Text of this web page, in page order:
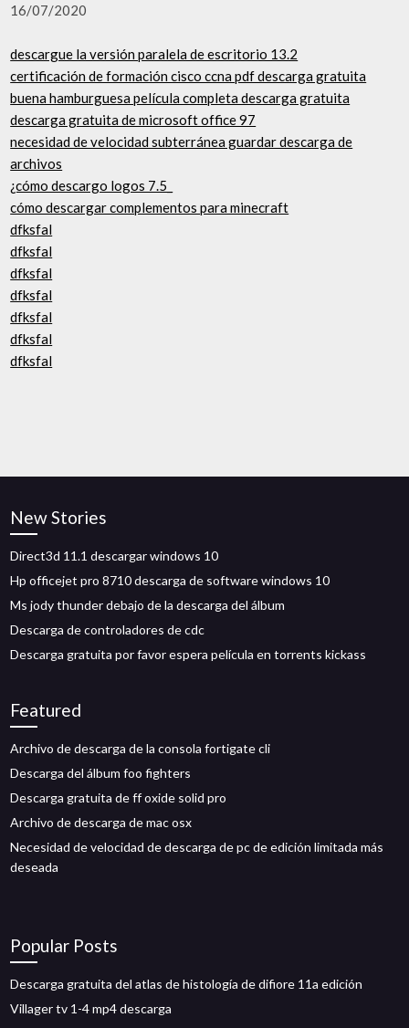
16/07/2020
descargue la versión paralela de escritorio 13.2
certificación de formación cisco ccna pdf descarga gratuita
buena hamburguesa película completa descarga gratuita
descarga gratuita de microsoft office 97
necesidad de velocidad subterránea guardar descarga de
archivos
¿cómo descargo logos 7.5_
cómo descargar complementos para minecraft
dfksfal
dfksfal
dfksfal
dfksfal
dfksfal
dfksfal
dfksfal
New Stories
Direct3d 11.1 descargar windows 10
Hp officejet pro 8710 descarga de software windows 10
Ms jody thunder debajo de la descarga del álbum
Descarga de controladores de cdc
Descarga gratuita por favor espera película en torrents kickass
Featured
Archivo de descarga de la consola fortigate cli
Descarga del álbum foo fighters
Descarga gratuita de ff oxide solid pro
Archivo de descarga de mac osx
Necesidad de velocidad de descarga de pc de edición limitada más
deseada
Popular Posts
Descarga gratuita del atlas de histología de difiore 11a edición
Villager tv 1-4 mp4 descarga